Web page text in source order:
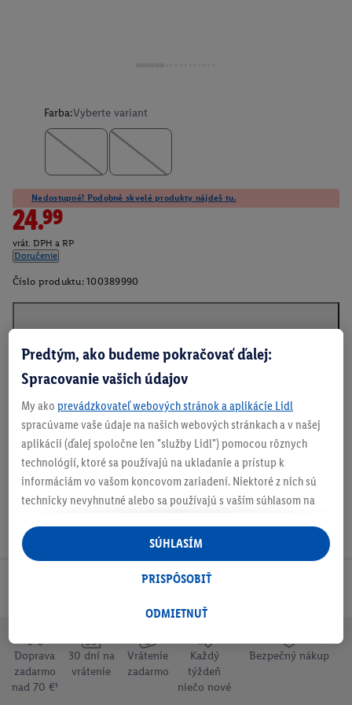
Farba:Vyberte variant
Nedostupné! Podobné skvelé produkty nájdeš tu.
24.99
vrát. DPH a RP
Doručenie
Číslo produktu: 100389990
Na stiahnutie
Odoberaj Newsletter!
Doprava
zadarmo
nad 70 €¹
30 dní na
vrátenie
Vrátenie
zadarmo
Každý
týždeň
niečo nové
Bezpečný nákup
Predtým, ako budeme pokračovať ďalej:
Spracovanie vašich údajov
My ako prevádzkovateľ webových stránok a aplikácie Lidl
spracúvame vaše údaje na našich webových stránkach a v našej
aplikácii (ďalej spoločne len "služby Lidl") pomocou rôznych
technológií, ktoré sa používajú na ukladanie a prístup k
informáciám vo vašom koncovom zariadení. Niektoré z nich sú
technicky nevyhnutné alebo sa používajú s vaším súhlasom na
personalizovanú reklamu v rámci služieb Lidl aj mimo nich. Ak
ste účastníkom programu Lidl Plus, na tieto účely sa spracúvajú
aj údaje z vášho nákupného správania v obchode.
následne si vytvoríte účet Lidl Plus alebo sa prihlásite do svojho
tiež vytvoriť špeciálny online identifikátor z e-mailovej adresy,
ktorú tam uvediete, aby sme vás mohli rozpoznať v službách
prevádzkovaných tretími stranami a zobrazovať vám
ODMIETNUŤ
PRISPÔSOBIŤ
SÚHLASÍM